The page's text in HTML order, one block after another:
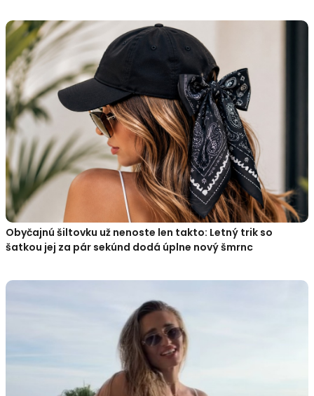
Obyčajnú šiltovku už nenoste len takto: Letný trik so
šatkou jej za pár sekúnd dodá úplne nový šmrnc